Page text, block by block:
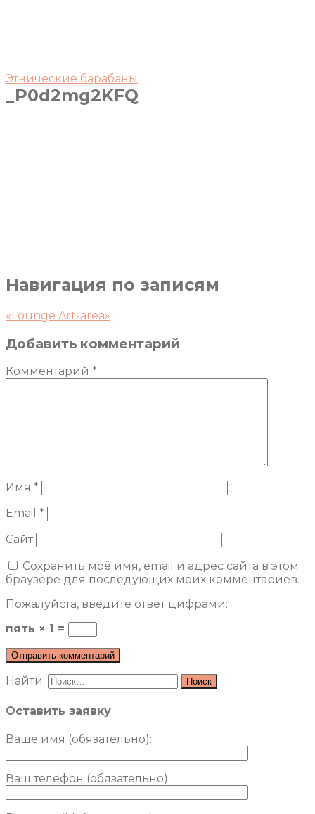
Этнические барабаны
_P0d2mg2KFQ
Навигация по записям
«Lounge Art-area»
Добавить комментарий
Комментарий *
Имя *
Email *
Сайт
Сохранить моё имя, email и адрес сайта в этом
браузере для последующих моих комментариев.
Пожалуйста, введите ответ цифрами:
пять × 1 =
Найти:
Оставить заявку
Ваше имя (обязательно):
Ваш телефон (обязательно):